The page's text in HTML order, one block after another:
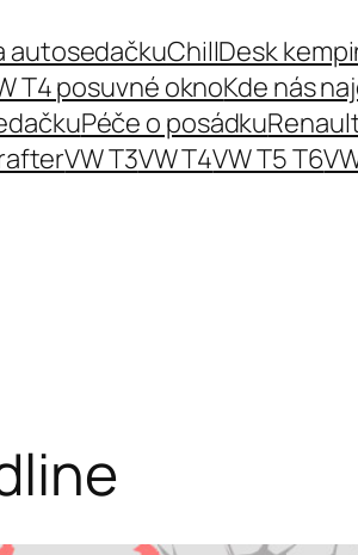
autosedačkuChillDesk
T4 posuvné oknoKde nás
Péče o posádku
VW T3VW T4VW T5 T6